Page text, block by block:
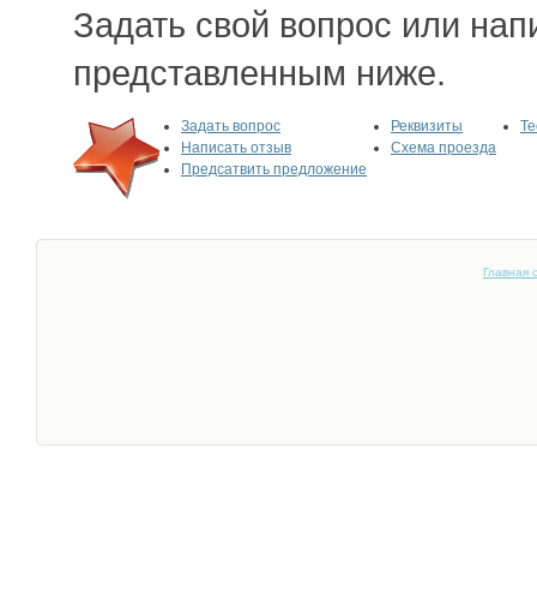
Задать свой вопрос или
представленным ниже.
Задать вопрос
Написать отзыв
Предсатвить предложение
Реквизиты
Схема проезда
Главная